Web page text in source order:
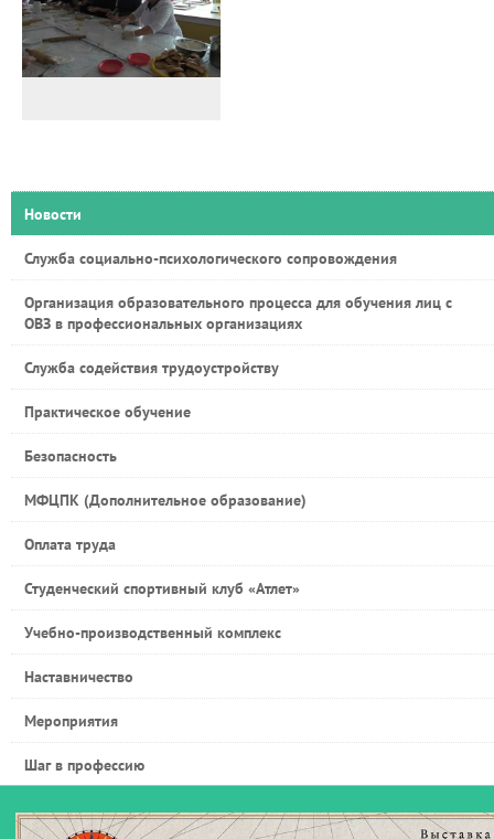
Новости
Служба социально-психологического сопровождения
Организация образовательного процесса для обучения лиц с
ОВЗ в профессиональных организациях
Служба содействия трудоустройству
Практическое обучение
Безопасность
МФЦПК (Дополнительное образование)
Оплата труда
Студенческий спортивный клуб «Атлет»
Учебно-производственный комплекс
Наставничество
Мероприятия
Шаг в профессию